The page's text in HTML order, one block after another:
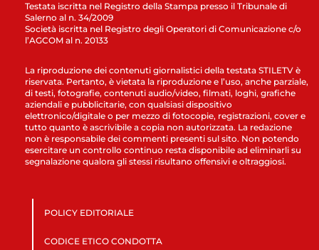
Testata iscritta nel Registro della Stampa presso il Tribunale di
Salerno al n. 34/2009
Società iscritta nel Registro degli Operatori di Comunicazione c/o
l’AGCOM al n. 20133
La riproduzione dei contenuti giornalistici della testata STILETV è
riservata. Pertanto, è vietata la riproduzione e l’uso, anche parziale,
di testi, fotografie, contenuti audio/video, filmati, loghi, grafiche
aziendali e pubblicitarie, con qualsiasi dispositivo
elettronico/digitale o per mezzo di fotocopie, registrazioni, cover e
tutto quanto è ascrivibile a copia non autorizzata. La redazione
non è responsabile dei commenti presenti sul sito. Non potendo
esercitare un controllo continuo resta disponibile ad eliminarli su
segnalazione qualora gli stessi risultano offensivi e oltraggiosi.
POLICY EDITORIALE
CODICE ETICO CONDOTTA